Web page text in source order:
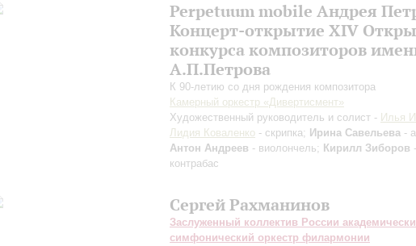
Perpetuum mobile Андрея
Концерт-открытие XIV
конкурса композиторов
А.П.Петрова
К 90-летию со дня рождения композитора
Камерный оркестр «Дивертисмент»
Художественный руководитель и солист - Илья
Лидия Коваленко - скрипка; Ирина Савельева -
Антон Андреев - виолончель; Кирилл Зиборов -
контрабас
Сергей Рахманинов
Заслуженный коллектив России
симфонический оркестр филармонии